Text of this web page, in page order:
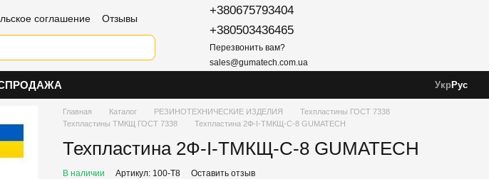
соглашение
Отзывы
+380675793404
+380503436465
Перезвонить вам?
sales@gumatech.com.ua
УкрРус
Главная Каталог РЕЗИНОТЕХНИЧЕСКИЕ ИЗДЕЛИЯ
Техпластины ГОСТ 7338
Техпластины ТМКЩ ГОСТ 7338
Техпластина 2Ф-І-ТМКЩ-С-8 GUMATECH
Техпластина 2Ф-І-ТМКЩ-С-8 GUMATECH
В наличии Артикул: 100-Т8 Оставить отзыв